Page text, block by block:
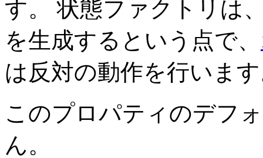
す。
状態ファクトリは
を生成するという点で、
は反対の動作を行いま
このプロパティのデフ
ん。